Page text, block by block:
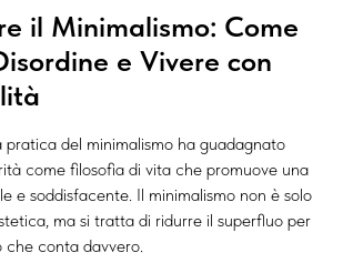
il Minimalismo: Come
e Vivere con
pratica del minimalismo ha guadagnato
come filosofia di vita che promuove una
e soddisfacente. Il minimalismo non è solo
ma si tratta di ridurre il superfluo per
che conta davvero.